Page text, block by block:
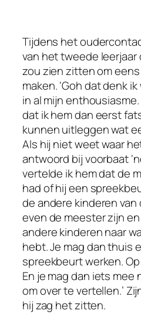
Tijdens het
van het tweede
zou zien zitten om
maken. ‘Goh dat denk
in al mijn
dat ik hem dan eerst
kunnen uitleggen wat
Als hij niet weet waar
antwoord bij voorbaat
vertelde ik hem dat de
had of hij een
de andere kinderen van
even de meester zijn
andere kinderen naar
hebt. Je mag dan thuis
spreekbeurt werken.
En je mag dan iets mee
om over te vertellen.’
hij zag het zitten.